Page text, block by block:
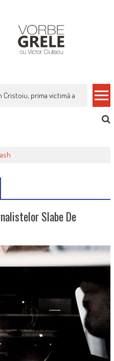
Cristoiu, prima victimă a noi
Slabe De